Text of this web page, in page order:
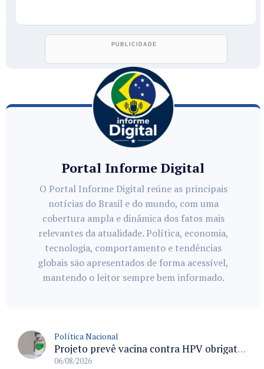
Portal Informe Digital
O Portal Informe Digital reúne as principais
notícias do Brasil e do mundo, com uma
cobertura ampla e dinâmica dos fatos mais
relevantes da atualidade. Política, economia,
tecnologia, comportamento e tendências
globais são apresentados de forma acessível,
mantendo o leitor sempre bem informado.
Política Nacional
Projeto prevê vacina contra HPV obrigatória e testes moleculares para rastreamento do câncer do colo do útero
06/08/2026